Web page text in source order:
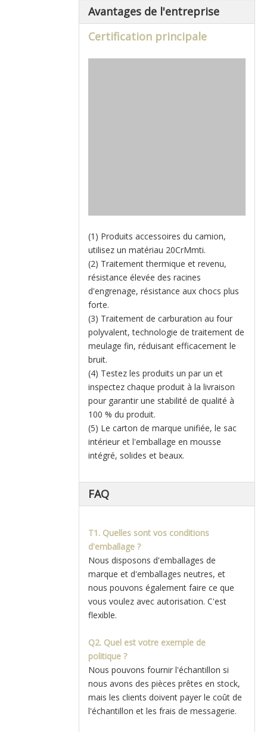
Avantages de l'entreprise
Certification principale
(1) Produits accessoires du camion,
utilisez un matériau 20CrMmti.
(2) Traitement thermique et revenu,
résistance élevée des racines
d'engrenage, résistance aux chocs plus
forte.
(3) Traitement de carburation au four
polyvalent, technologie de traitement de
meulage fin, réduisant efficacement le
bruit.
(4) Testez les produits un par un et
inspectez chaque produit à la livraison
pour garantir une stabilité de qualité à
100 % du produit.
(5) Le carton de marque unifiée, le sac
intérieur et l'emballage en mousse
intégré, solides et beaux.
FAQ
T1. Quelles sont vos conditions
d'emballage ?
Nous disposons d'emballages de
marque et d'emballages neutres, et
nous pouvons également faire ce que
vous voulez avec autorisation. C'est
flexible.
Q2. Quel est votre exemple de
politique ?
Nous pouvons fournir l'échantillon si
nous avons des pièces prêtes en stock,
mais les clients doivent payer le coût de
l'échantillon et les frais de messagerie.